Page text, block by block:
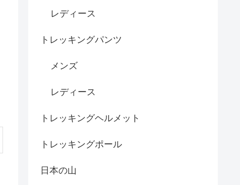
レディース
トレッキングパンツ
メンズ
レディース
トレッキングヘルメット
トレッキングポール
日本の山